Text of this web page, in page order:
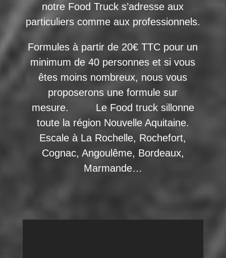
notre Food Truck s’adresse aux
particuliers comme aux professionnels.
Formules à partir de 20€ TTC pour un
minimum de 40 personnes et si vous
êtes moins nombreux, nous vous
proposerons une formule sur
mesure. Le Food truck sillonne
toute la région Nouvelle Aquitaine.
Escale à La Rochelle, Rochefort,
Cognac, Angoulême, Bordeaux,
Marmande…